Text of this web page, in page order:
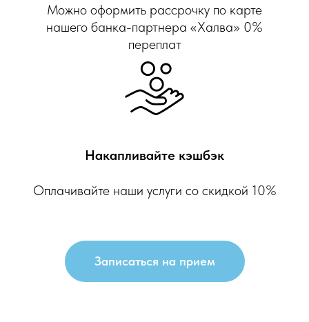
Можно оформить рассрочку по карте
нашего банка-партнера «Халва» 0%
переплат
Накапливайте кэшбэк
Оплачивайте наши услуги со скидкой 10%
Записаться на прием